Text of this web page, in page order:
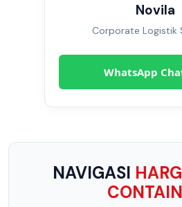
Novila
Corporate Logistik
WhatsApp
NAVIGASI